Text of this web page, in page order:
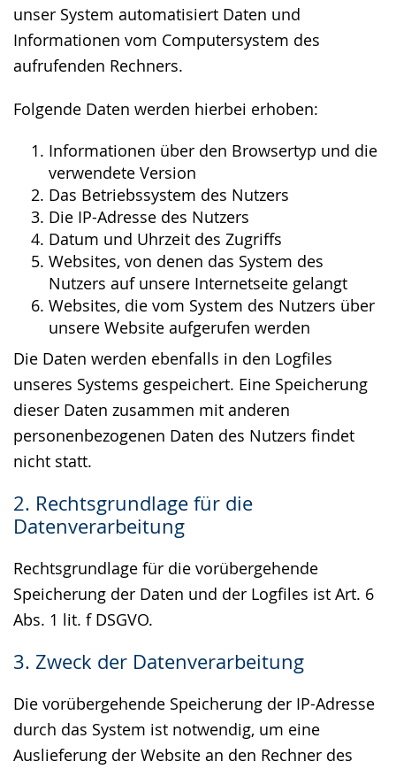
unser System automatisiert Daten und
Informationen vom Computersystem des
aufrufenden Rechners.
Folgende Daten werden hierbei erhoben:
Informationen über den Browsertyp und die
verwendete Version
Das Betriebssystem des Nutzers
Die IP-Adresse des Nutzers
Datum und Uhrzeit des Zugriffs
Websites, von denen das System des
Nutzers auf unsere Internetseite gelangt
Websites, die vom System des Nutzers über
unsere Website aufgerufen werden
Die Daten werden ebenfalls in den Logfiles
unseres Systems gespeichert. Eine Speicherung
dieser Daten zusammen mit anderen
personenbezogenen Daten des Nutzers findet
nicht statt.
2. Rechtsgrundlage für die
Datenverarbeitung
Rechtsgrundlage für die vorübergehende
Speicherung der Daten und der Logfiles ist Art. 6
Abs. 1 lit. f DSGVO.
3. Zweck der Datenverarbeitung
Die vorübergehende Speicherung der IP-Adresse
durch das System ist notwendig, um eine
Auslieferung der Website an den Rechner des